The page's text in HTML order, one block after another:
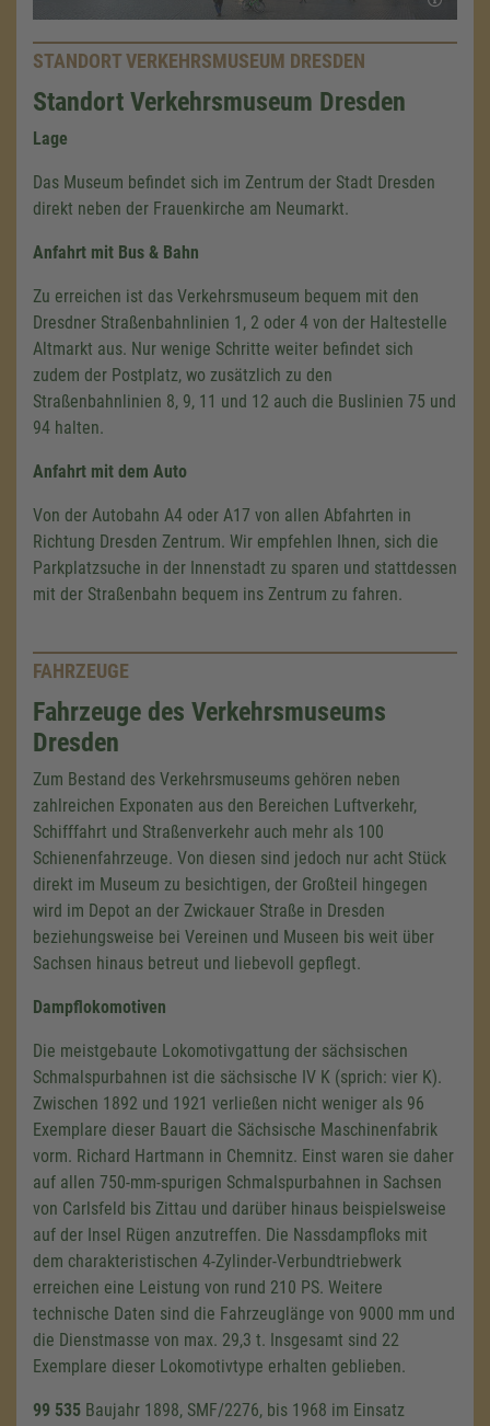
STANDORT VERKEHRSMUSEUM DRESDEN
Standort Verkehrsmuseum Dresden
Lage
Das Museum befindet sich im Zentrum der Stadt Dresden
direkt neben der Frauenkirche am Neumarkt.
Anfahrt mit Bus & Bahn
Zu erreichen ist das Verkehrsmuseum bequem mit den
Dresdner Straßenbahnlinien 1, 2 oder 4 von der Haltestelle
Altmarkt aus. Nur wenige Schritte weiter befindet sich
zudem der Postplatz, wo zusätzlich zu den
Straßenbahnlinien 8, 9, 11 und 12 auch die Buslinien 75 und
94 halten.
Anfahrt mit dem Auto
Von der Autobahn A4 oder A17 von allen Abfahrten in
Richtung Dresden Zentrum. Wir empfehlen Ihnen, sich die
Parkplatzsuche in der Innenstadt zu sparen und stattdessen
mit der Straßenbahn bequem ins Zentrum zu fahren.
FAHRZEUGE
Fahrzeuge des Verkehrsmuseums
Dresden
Zum Bestand des Verkehrsmuseums gehören neben
zahlreichen Exponaten aus den Bereichen Luftverkehr,
Schifffahrt und Straßenverkehr auch mehr als 100
Schienenfahrzeuge. Von diesen sind jedoch nur acht Stück
direkt im Museum zu besichtigen, der Großteil hingegen
wird im Depot an der Zwickauer Straße in Dresden
beziehungsweise bei Vereinen und Museen bis weit über
Sachsen hinaus betreut und liebevoll gepflegt.
Dampflokomotiven
Die meistgebaute Lokomotivgattung der sächsischen
Schmalspurbahnen ist die sächsische IV K (sprich: vier K).
Zwischen 1892 und 1921 verließen nicht weniger als 96
Exemplare dieser Bauart die Sächsische Maschinenfabrik
vorm. Richard Hartmann in Chemnitz. Einst waren sie daher
auf allen 750-mm-spurigen Schmalspurbahnen in Sachsen
von Carlsfeld bis Zittau und darüber hinaus beispielsweise
auf der Insel Rügen anzutreffen. Die Nassdampfloks mit
dem charakteristischen 4-Zylinder-Verbundtriebwerk
erreichen eine Leistung von rund 210 PS. Weitere
technische Daten sind die Fahrzeuglänge von 9000 mm und
die Dienstmasse von max. 29,3 t. Insgesamt sind 22
Exemplare dieser Lokomotivtype erhalten geblieben.
99 535 Baujahr 1898, SMF/2276, bis 1968 im Einsatz